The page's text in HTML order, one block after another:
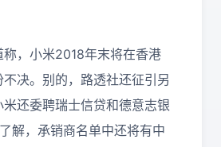
称，小米2018年末将在香港
决。别的，路透社还征引另
还委聘瑞士信贷和德意志银
解，承销商名单中还将有中